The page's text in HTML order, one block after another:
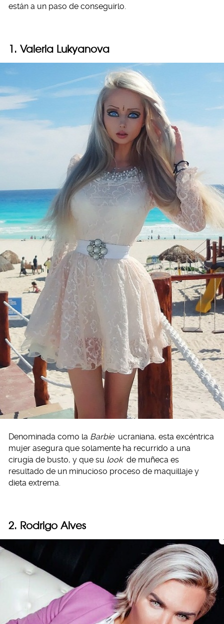
están a un paso de conseguirlo.
1. Valeria Lukyanova
Denominada como la Barbie ucraniana, esta excéntrica
mujer asegura que solamente ha recurrido a una
cirugía de busto, y que su look de muñeca es
resultado de un minucioso proceso de maquillaje y
dieta extrema.
2. Rodrigo Alves